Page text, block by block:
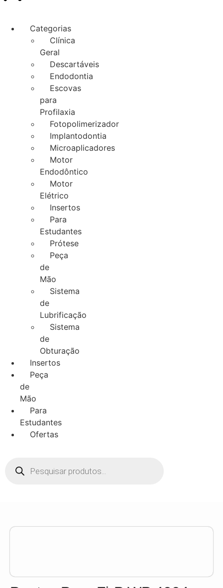
Categorias
Clínica
Geral
Descartáveis
Endodontia
Escovas
para
Profilaxia
Fotopolimerizador
Implantodontia
Microaplicadores
Motor
Endodôntico
Motor
Elétrico
Insertos
Para
Estudantes
Prótese
Peça
de
Mão
Sistema
de
Lubrificação
Sistema
de
Obturação
Insertos
Peça
de
Mão
Para
Estudantes
Ofertas
produtos